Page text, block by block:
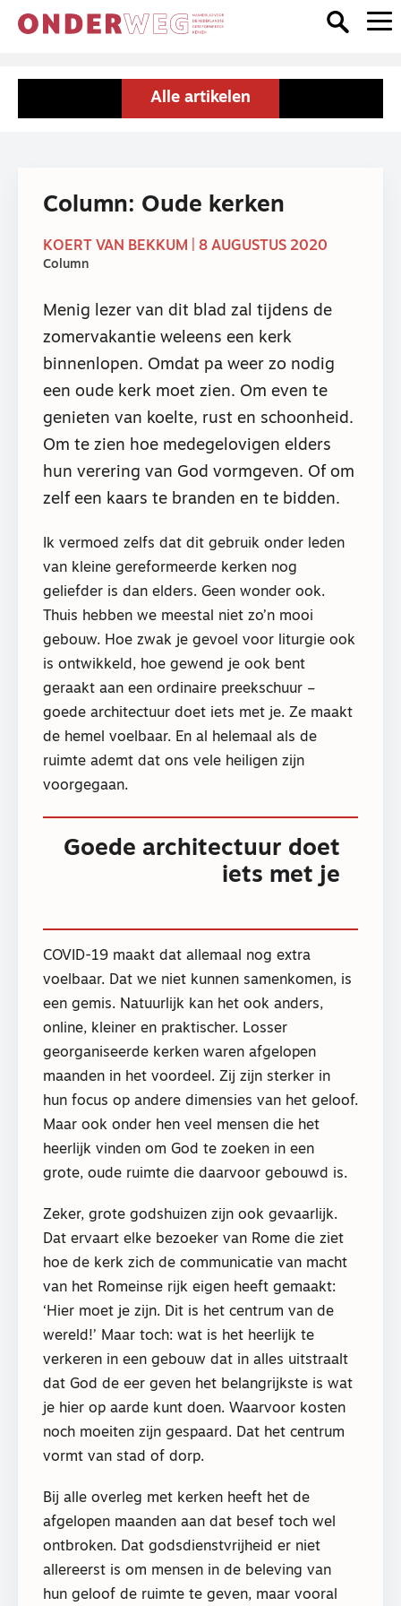
Alle artikelen
Column: Oude kerken
KOERT VAN BEKKUM | 8 AUGUSTUS 2020
Column
Menig lezer van dit blad zal tijdens de
zomervakantie weleens een kerk
binnenlopen. Omdat pa weer zo nodig
een oude kerk moet zien. Om even te
genieten van koelte, rust en schoonheid.
Om te zien hoe medegelovigen elders
hun verering van God vormgeven. Of om
zelf een kaars te branden en te bidden.
Ik vermoed zelfs dat dit gebruik onder leden
van kleine gereformeerde kerken nog
geliefder is dan elders. Geen wonder ook.
Thuis hebben we meestal niet zo’n mooi
gebouw. Hoe zwak je gevoel voor liturgie ook
is ontwikkeld, hoe gewend je ook bent
geraakt aan een ordinaire preekschuur –
goede architectuur doet iets met je. Ze maakt
de hemel voelbaar. En al helemaal als de
ruimte ademt dat ons vele heiligen zijn
voorgegaan.
Goede architectuur doet
iets met je
COVID-19 maakt dat allemaal nog extra
voelbaar. Dat we niet kunnen samenkomen, is
een gemis. Natuurlijk kan het ook anders,
online, kleiner en praktischer. Losser
georganiseerde kerken waren afgelopen
maanden in het voordeel. Zij zijn sterker in
hun focus op andere dimensies van het geloof.
Maar ook onder hen veel mensen die het
heerlijk vinden om God te zoeken in een
grote, oude ruimte die daarvoor gebouwd is.
Zeker, grote godshuizen zijn ook gevaarlijk.
Dat ervaart elke bezoeker van Rome die ziet
hoe de kerk zich de communicatie van macht
van het Romeinse rijk eigen heeft gemaakt:
‘Hier moet je zijn. Dit is het centrum van de
wereld!’ Maar toch: wat is het heerlijk te
verkeren in een gebouw dat in alles uitstraalt
dat God de eer geven het belangrijkste is wat
je hier op aarde kunt doen. Waarvoor kosten
noch moeiten zijn gespaard. Dat het centrum
vormt van stad of dorp.
Bij alle overleg met kerken heeft het de
afgelopen maanden aan dat besef toch wel
ontbroken. Dat godsdienstvrijheid er niet
allereerst is om mensen in de beleving van
hun geloof de ruimte te geven, maar vooral